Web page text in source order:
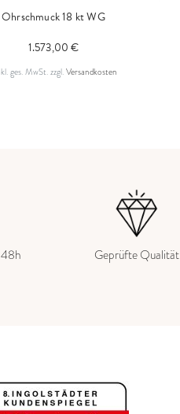
Ohrschmuck 18 kt WG
1.573,00 €
ges. MwSt.zzgl.Versandkosten
Geprüfte Qualität